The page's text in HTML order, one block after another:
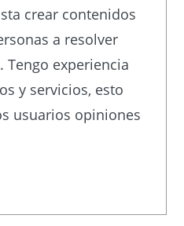
crear contenidos
a resolver
Tengo experiencia
y servicios, esto
usuarios opiniones